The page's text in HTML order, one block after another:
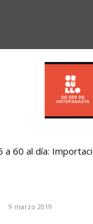
a 60 al día:
9 marzo 2019